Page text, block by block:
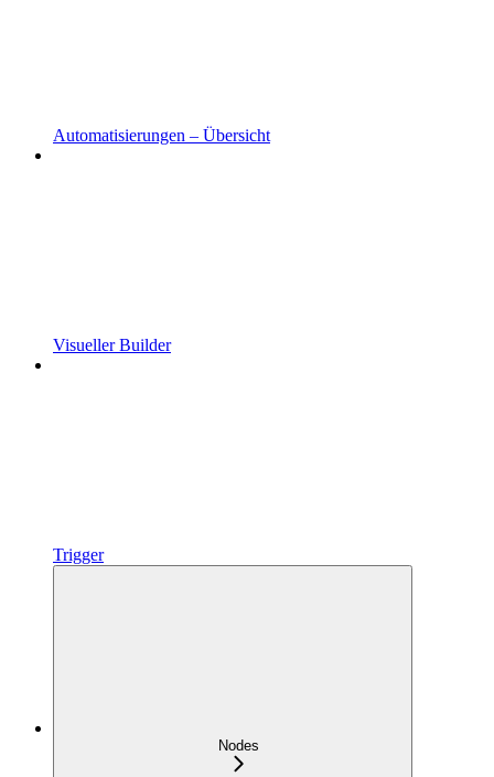
Automatisierungen – Übersicht
Visueller Builder
Trigger
Nodes